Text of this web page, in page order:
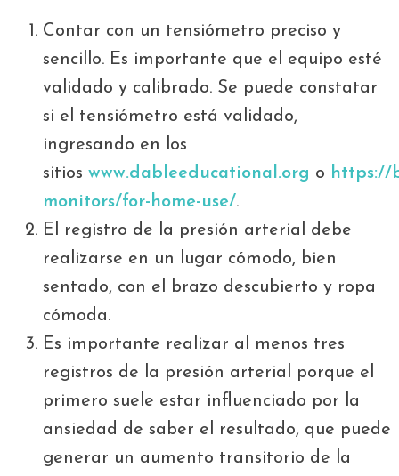
Contar con un tensiómetro preciso y
sencillo. Es importante que el equipo esté
validado y calibrado. Se puede constatar
si el tensiómetro está validado,
ingresando en los
sitios www.dableeducational.org o https://
monitors/for-home-use/.
El registro de la presión arterial debe
realizarse en un lugar cómodo, bien
sentado, con el brazo descubierto y ropa
cómoda.
Es importante realizar al menos tres
registros de la presión arterial porque el
primero suele estar influenciado por la
ansiedad de saber el resultado, que puede
generar un aumento transitorio de la